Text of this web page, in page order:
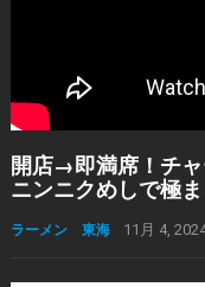
開店→即満席！チ
ニンニクめしで極
ラーメン 東海 11月 4,